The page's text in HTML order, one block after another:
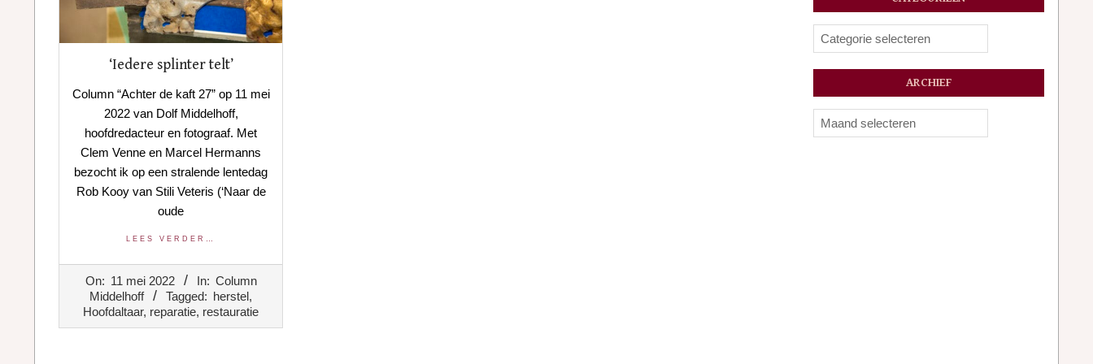
‘Iedere splinter telt’
Column “Achter de kaft 27” op 11 mei
2022 van Dolf Middelhoff,
hoofdredacteur en fotograaf. Met
Clem Venne en Marcel Hermanns
bezocht ik op een stralende lentedag
Rob Kooy van Stili Veteris (‘Naar de
oude
LEES VERDER…
On: 11 mei 2022 In: Column
Middelhoff
Tagged: herstel,
Hoofdaltaar, reparatie, restauratie
Categorieën
ARCHIEF
Archief